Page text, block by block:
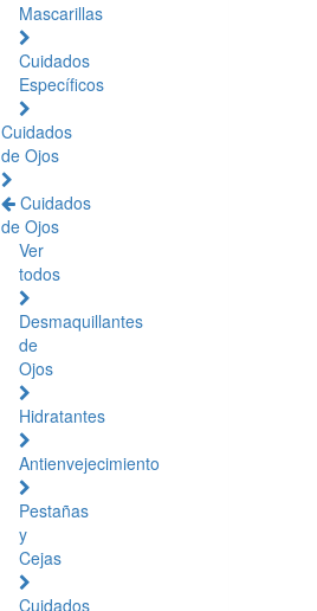
Mascarillas
Cuidados
Específicos
Cuidados
de Ojos
Cuidados
de Ojos
Ver
todos
Desmaquillantes
de
Ojos
Hidratantes
Antienvejecimiento
Pestañas
y
Cejas
Cuidados